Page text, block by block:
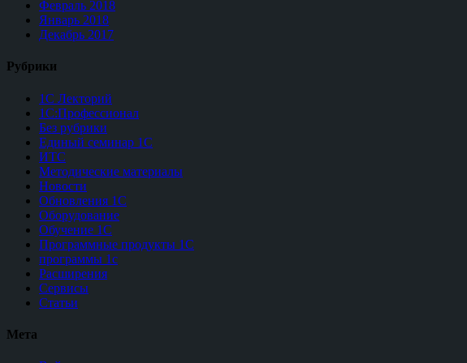
Февраль 2018
Январь 2018
Декабрь 2017
Рубрики
1С Лекторий
1С:Профессионал
Без рубрики
Единый семинар 1С
ИТС
Методические материалы
Новости
Обновления 1С
Оборудование
Обучение 1С
Программные продукты 1С
программы 1с
Расширения
Сервисы
Статьи
Мета